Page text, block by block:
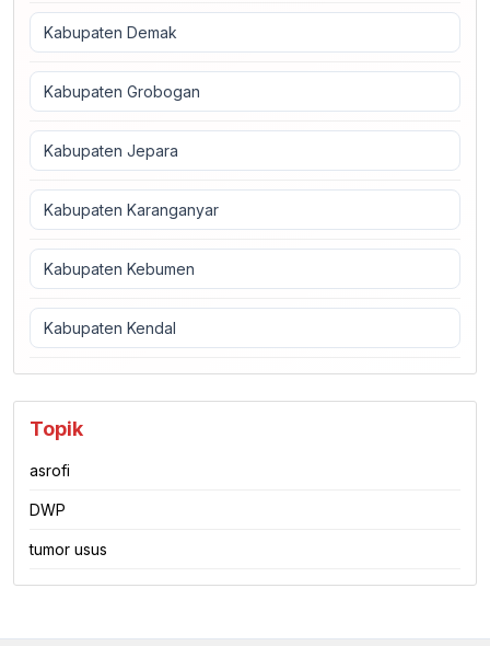
Kabupaten Demak
Kabupaten Grobogan
Kabupaten Jepara
Kabupaten Karanganyar
Kabupaten Kebumen
Kabupaten Kendal
Topik
asrofi
DWP
tumor usus